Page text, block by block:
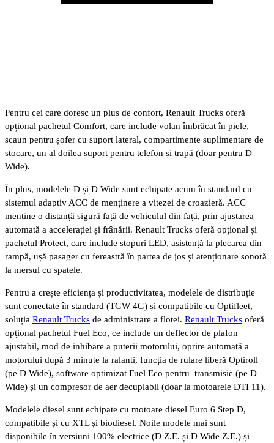
Pentru cei care doresc un plus de confort, Renault Trucks oferă
opțional pachetul Comfort, care include volan îmbrăcat în piele,
scaun pentru șofer cu suport lateral, compartimente suplimentare de
stocare, un al doilea suport pentru telefon și trapă (doar pentru D
Wide).
În plus, modelele D și D Wide sunt echipate acum în standard cu
sistemul adaptiv ACC de menținere a vitezei de croazieră. ACC
menține o distanță sigură față de vehiculul din față, prin ajustarea
automată a accelerației și frânării. Renault Trucks oferă opțional și
pachetul Protect, care include stopuri LED, asistență la plecarea din
rampă, ușă pasager cu fereastră în partea de jos și atenționare sonoră
la mersul cu spatele.
Pentru a crește eficiența și productivitatea, modelele de distribuție
sunt conectate în standard (TGW 4G) și compatibile cu Optifleet,
soluția Renault Trucks de administrare a flotei. Renault Trucks oferă
opțional pachetul Fuel Eco, ce include un deflector de plafon
ajustabil, mod de inhibare a puterii motorului, oprire automată a
motorului după 3 minute la ralanti, funcția de rulare liberă Optiroll
(pe D Wide), software optimizat Fuel Eco pentru transmisie (pe D
Wide) și un compresor de aer decuplabil (doar la motoarele DTI 11).
Modelele diesel sunt echipate cu motoare diesel Euro 6 Step D,
compatibile și cu XTL și biodiesel. Noile modele mai sunt
disponibile în versiuni 100% electrice (D Z.E. și D Wide Z.E.) și